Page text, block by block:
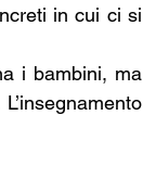
in cui ci si
i bambini, ma